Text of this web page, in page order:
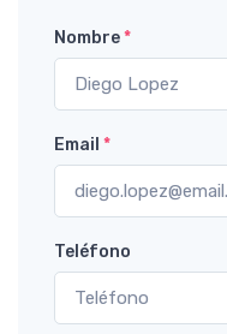
Nombre*
Email *
Teléfono